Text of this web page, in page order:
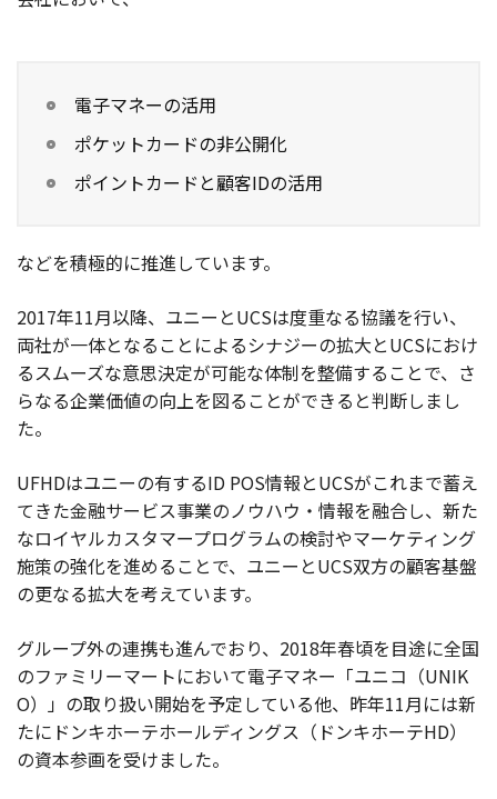
電子マネーの活用
ポケットカードの非公開化
ポイントカードと顧客IDの活用
などを積極的に推進しています。
2017年11月以降、ユニーとUCSは度重なる協議を行い、
両社が一体となることによるシナジーの拡大とUCSにおけ
るスムーズな意思決定が可能な体制を整備することで、さ
らなる企業価値の向上を図ることができると判断しまし
た。
UFHDはユニーの有するID POS情報とUCSがこれまで蓄え
てきた金融サービス事業のノウハウ・情報を融合し、新た
なロイヤルカスタマープログラムの検討やマーケティング
施策の強化を進めることで、ユニーとUCS双方の顧客基盤
の更なる拡大を考えています。
グループ外の連携も進んでおり、2018年春頃を目途に全国
のファミリーマートにおいて電子マネー「ユニコ（UNIK
O）」の取り扱い開始を予定している他、昨年11月には新
たにドンキホーテホールディングス（ドンキホーテHD）
の資本参画を受けました。